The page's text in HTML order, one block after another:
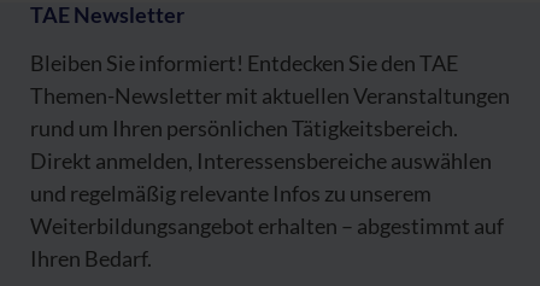
TAE Newsletter
Bleiben Sie informiert! Entdecken Sie den TAE
Themen-Newsletter mit aktuellen Veranstaltungen
rund um Ihren persönlichen Tätigkeitsbereich.
Direkt anmelden, Interessensbereiche auswählen
und regelmäßig relevante Infos zu unserem
Weiterbildungsangebot erhalten – abgestimmt auf
Ihren Bedarf.